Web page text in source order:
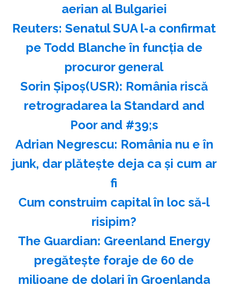
aerian al Bulgariei
Reuters: Senatul SUA l-a confirmat
pe Todd Blanche în funcţia de
procuror general
Sorin Şipoş(USR): România riscă
retrogradarea la Standard and
Poor and #39;s
Adrian Negrescu: România nu e în
junk, dar plăteşte deja ca şi cum ar
fi
Cum construim capital în loc să-l
risipim?
The Guardian: Greenland Energy
pregăteşte foraje de 60 de
milioane de dolari în Groenlanda